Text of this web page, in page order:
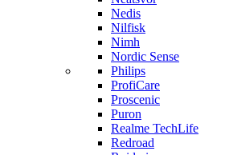
Nedis
Nilfisk
Nimh
Nordic Sense
Philips
ProfiCare
Proscenic
Puron
Realme TechLife
Redroad